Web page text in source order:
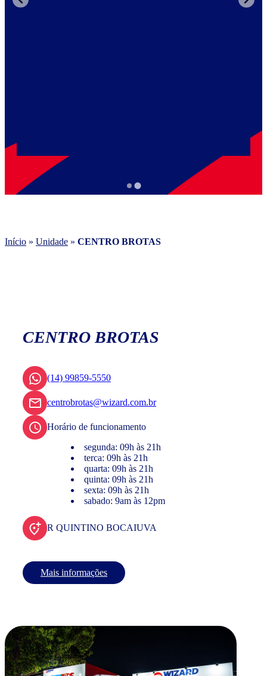
Início » Unidade » CENTRO BROTAS
CENTRO BROTAS
(14) 99859-5550
centrobrotas@wizard.com.br
Horário de funcionamento
segunda: 09h às 21h
terca: 09h às 21h
quarta: 09h às 21h
quinta: 09h às 21h
sexta: 09h às 21h
sabado: 9am às 12pm
R QUINTINO BOCAIUVA
Mais informações